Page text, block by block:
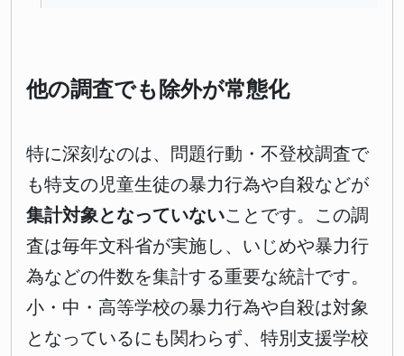
他の調査でも除外が常態化
特に深刻なのは、問題行動・不登校調査で
も特支の児童生徒の暴力行為や自殺などが
集計対象となっていないことです。この調
査は毎年文科省が実施し、いじめや暴力行
為などの件数を集計する重要な統計です。
小・中・高等学校の暴力行為や自殺は対象
となっているにも関わらず、特別支援学校